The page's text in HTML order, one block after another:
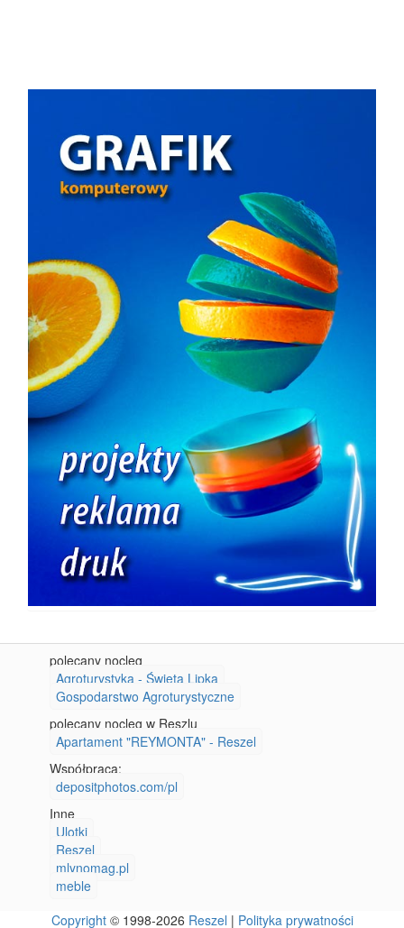
polecany nocleg
Agroturystyka - Święta Lipka
Gospodarstwo Agroturystyczne
polecany nocleg w Reszlu
Apartament "REYMONTA" - Reszel
Współpraca:
depositphotos.com/pl
Inne
Ulotki
Reszel
mlynomag.pl
meble
Copyright© 1998-2026 Reszel | Polityka prywatności